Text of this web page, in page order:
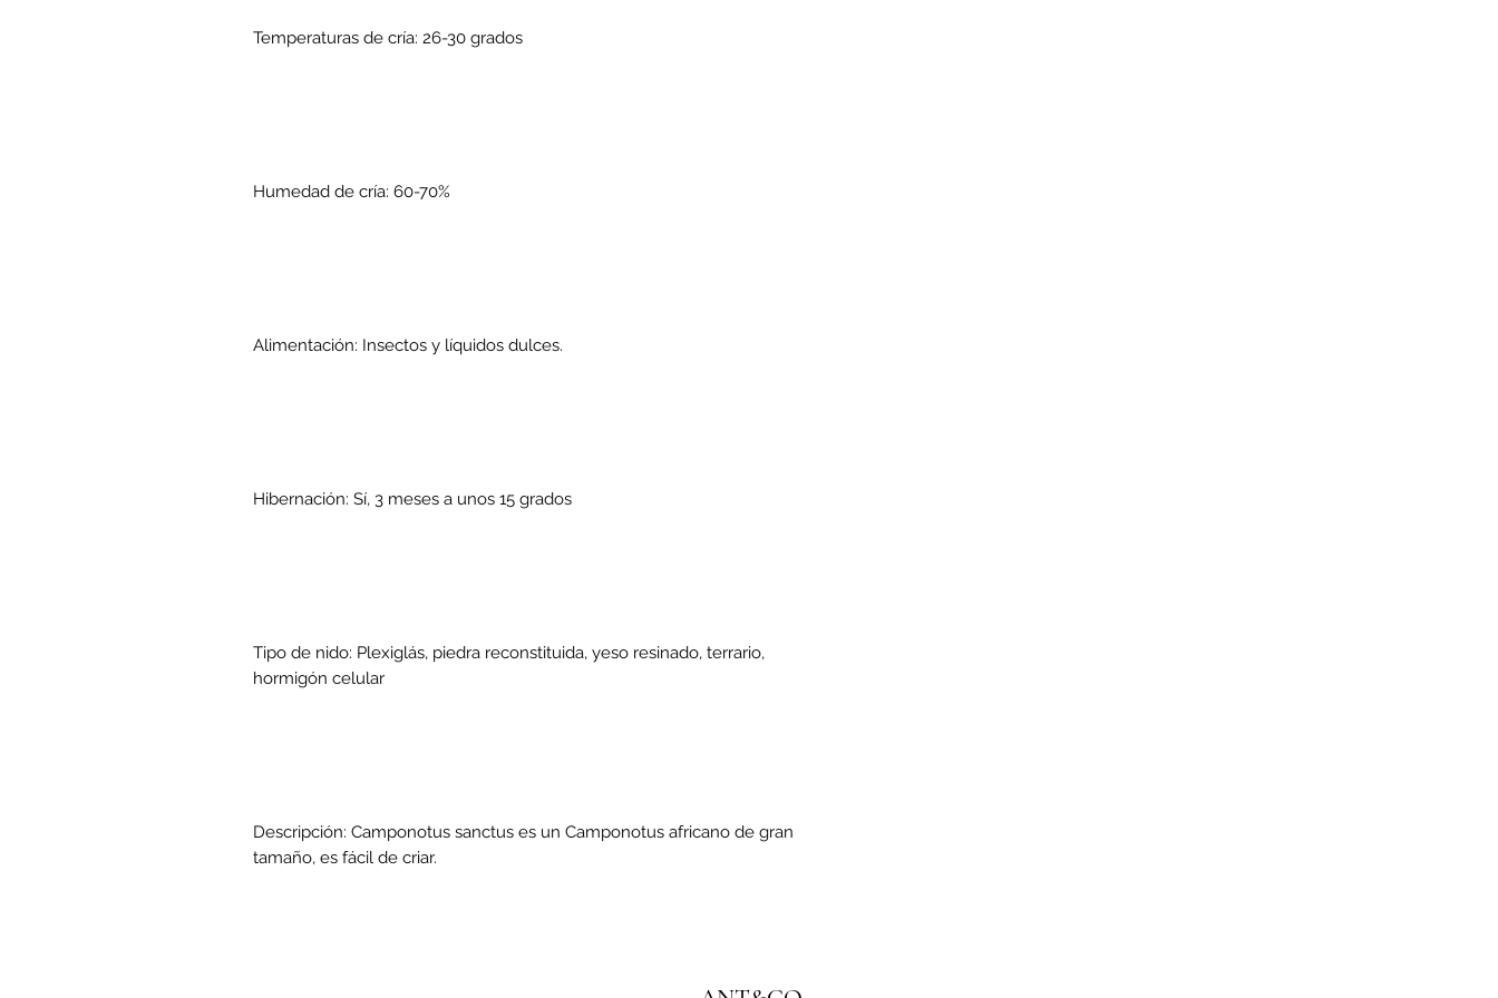
Temperaturas de cría: 26-30 grados
Humedad de cría: 60-70%
Alimentación: Insectos y líquidos dulces.
Hibernación: Sí, 3 meses a unos 15 grados
Tipo de nido: Plexiglás, piedra reconstituida, yeso resinado, terrario,
hormigón celular
Descripción: Camponotus sanctus es un Camponotus africano de gran
tamaño, es fácil de criar.